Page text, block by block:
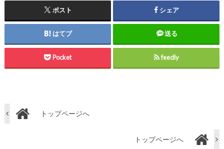
ポスト シェア
はてブ 送る
Pocket feedly
トップページへ
トップページへ